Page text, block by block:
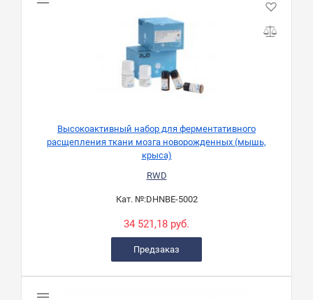
Высокоактивный набор для ферментативного
расщепления ткани мозга новорожденныx (мышь,
крыса)
RWD
Кат. №:DHNBE-5002
34 521,18 руб.
Предзаказ